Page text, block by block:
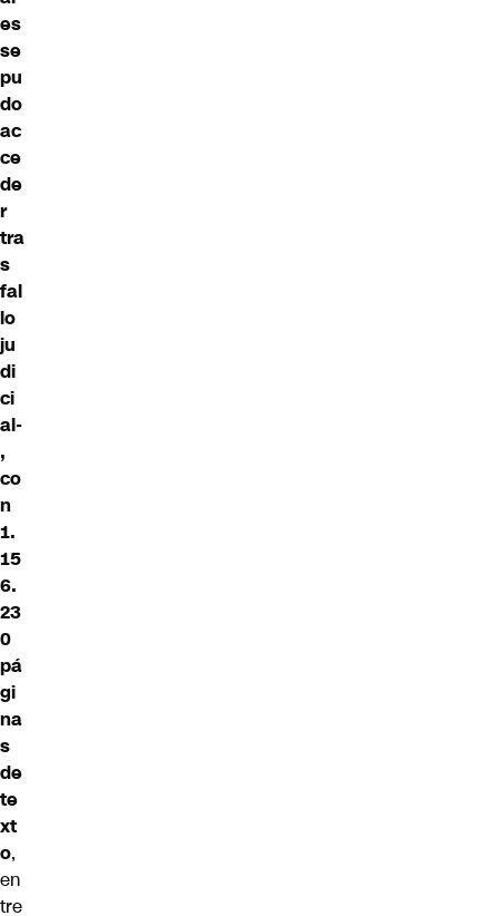
es
se
pu
do
ac
ce
de
r
tra
s
fal
lo
ju
di
ci
al-
,
co
n
1.
15
6.
23
0
pá
gi
na
s
de
te
xt
o,
en
tre